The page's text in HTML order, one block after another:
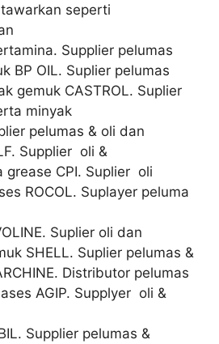
seperti
Supplier pelumas
BP OIL. Suplier pelumas
gemuk CASTROL. Suplier
minyak
pelumas & oli dan
Supplier oli &
grease CPI. Suplier oli
ROCOL. Suplayer peluma
Suplier oli dan
SHELL. Suplier pelumas &
Distributor pelumas
AGIP. Supplyer oli &
Supplier pelumas &